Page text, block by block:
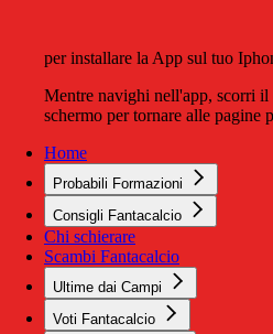
per installare la App sul tuo
Mentre navighi nell'app, scorri il
schermo per tornare alle pagine
Home
Probabili Formazioni
Consigli Fantacalcio
Chi schierare
Scambi Fantacalcio
Ultime dai Campi
Voti Fantacalcio